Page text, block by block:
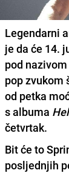
Legendarni
je da će 14.
pod nazivom
pop zvukom
od petka
s albuma
četvrtak.
Bit će to
posljednjih